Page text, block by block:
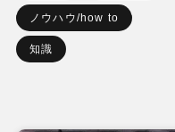
ノウハウ/how to
知識